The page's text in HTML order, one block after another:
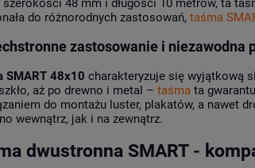
szerokości 48 mm i długości 10 metrów, ta
do różnorodnych zastosowań, taśma
zastosowanie i niezawodna
SMART 48x10 charakteryzuje się wyjątkową
aż po drewno i metal – taśma ta
do montażu luster, plakatów, a nawet
wewnątrz, jak i na zewnątrz.
dwustronna SMART -